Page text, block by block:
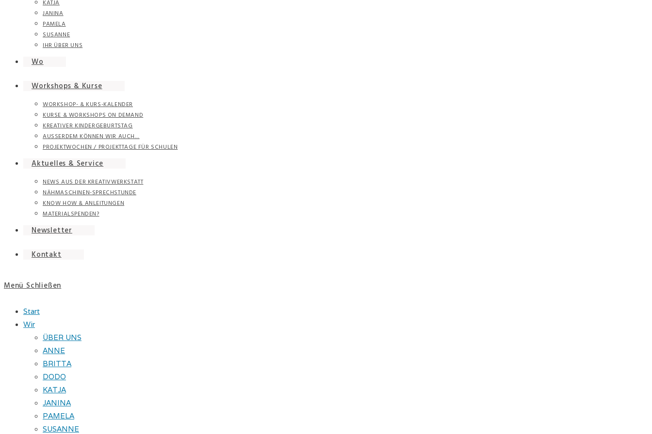
KATJA
JANINA
PAMELA
SUSANNE
IHR ÜBER UNS
Wo
Workshops & Kurse
WORKSHOP- & KURS-KALENDER
KURSE & WORKSHOPS ON DEMAND
KREATIVER KINDERGEBURTSTAG
AUSSERDEM KÖNNEN WIR AUCH…
PROJEKTWOCHEN / PROJEKTTAGE FÜR SCHULEN
Aktuelles & Service
NEWS AUS DER KREATIVWERKSTATT
NÄHMASCHINEN-SPRECHSTUNDE
KNOW HOW & ANLEITUNGEN
MATERIALSPENDEN?
Newsletter
Kontakt
Menü Schließen
Start
Wir
ÜBER UNS
ANNE
BRITTA
DODO
KATJA
JANINA
PAMELA
SUSANNE